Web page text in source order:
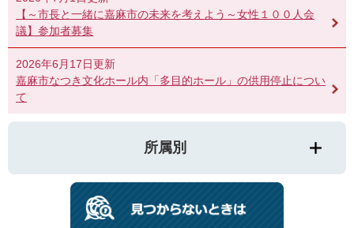
【～市長と一緒に嘉麻市の未来を考えよう～女性１００人会
議】参加者募集
2026年6月17日更新
嘉麻市なつき文化ホール内「多目的ホール」の供用停止につい
て
所属別